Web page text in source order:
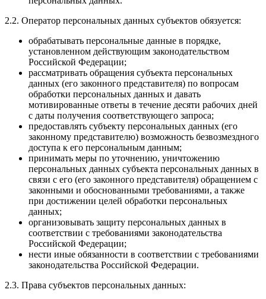
2.2. Оператор персональных данных субъектов обязуется:
обрабатывать персональные данные в порядке,
установленном действующим законодательством
Российской Федерации;
рассматривать обращения субъекта персональных
данных (его законного представителя) по вопросам
обработки персональных данных и давать
мотивированные ответы в течение десяти рабочих дней
с даты получения соответствующего запроса;
предоставлять субъекту персональных данных (его
законному представителю) возможность безвозмездного
доступа к его персональным данным;
принимать меры по уточнению, уничтожению
персональных данных субъекта персональных данных в
связи с его (его законного представителя) обращением с
законными и обоснованными требованиями, а также
при достижении целей обработки персональных
данных;
организовывать защиту персональных данных в
соответствии с требованиями законодательства
Российской Федерации;
нести иные обязанности в соответствии с требованиями
законодательства Российской Федерации.
2.3. Права субъектов персональных данных: